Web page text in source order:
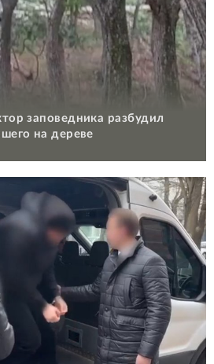
заповедника разбудил
на дереве